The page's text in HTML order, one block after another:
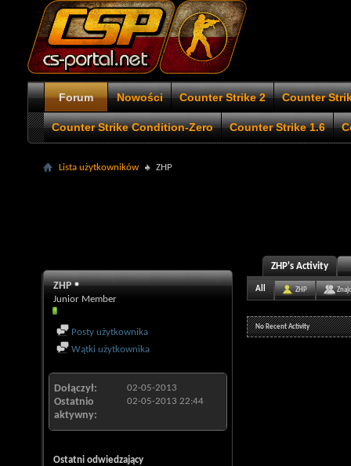
Forum Nowości Counter Strike 2 Counter
Counter Strike Condition-Zero Counter Strike 1.6
Lista użytkowników ZHP
ZHP
Junior Member
Posty użytkownika
Wątki użytkownika
Dołączył 02-05-2013
Ostatnio
aktywny
02-05-2013 22:44
Ostatni odwiedzający
ZHP's Activity
All ZHP
No Recent Activity